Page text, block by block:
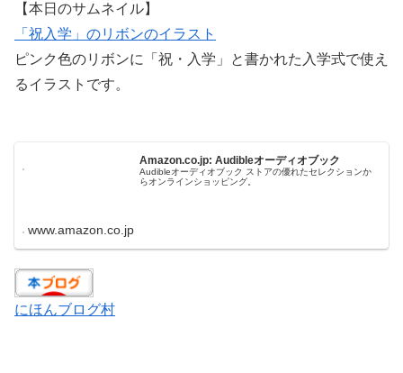
【本日のサムネイル】
「祝入学」のリボンのイラスト
ピンク色のリボンに「祝・入学」と書かれた入学式で使え
るイラストです。
Amazon.co.jp: Audibleオーディオブック
Audibleオーディオブック ストアの優れたセレクションか
らオンラインショッピング。
www.amazon.co.jp
にほんブログ村